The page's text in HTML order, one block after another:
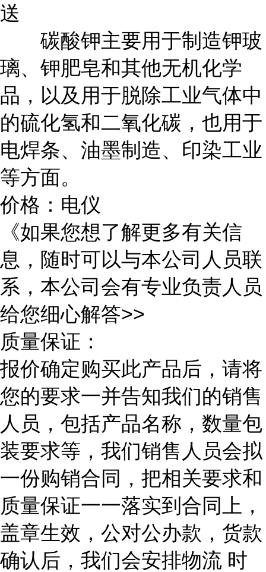
送
碳酸钾主要用于制造钾玻
璃、钾肥皂和其他无机化学
品，以及用于脱除工业气体中
的硫化氢和二氧化碳，也用于
电焊条、油墨制造、印染工业
等方面。
价格：电仪
《如果您想了解更多有关信
息，随时可以与本公司人员联
系，本公司会有专业负责人员
给您细心解答>>
质量保证：
报价确定购买此产品后，请将
您的要求一并告知我们的销售
人员，包括产品名称，数量包
装要求等，我们销售人员会拟
一份购销合同，把相关要求和
质量保证一一落实到合同上，
盖章生效，公对公办款，货款
确认后，我们会安排物流 时